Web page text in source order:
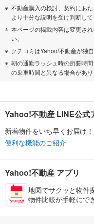
不動産購入の検討、契約にあ
より十分な説明を受け判断して
本ページの掲載内容は変更さ
い。
クチコミはYahoo!不動産が独
朝の通勤ラッシュ時の所要時
の乗車時間と異なる場合があり
Yahoo!不動産 LINE公式
新着物件をいち早くお届け！
便利な機能のご紹介
Yahoo!不動産 アプリ
地図でサクッと物件
物件比較が手軽にで